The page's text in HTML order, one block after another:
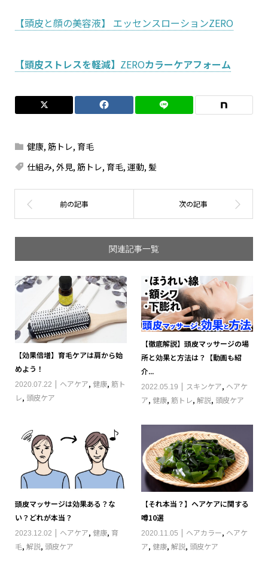
【頭皮と顔の美容液】 エッセンスローションZERO
【頭皮ストレスを軽減】 ZEROカラーケアフォーム
健康, 筋トレ, 育毛
仕組み, 外見, 筋トレ, 育毛, 運動, 髪
関連記事一覧
【効果倍増】育毛ケアは肩から始
めよう！
2020.07.22 ヘアケア, 健康, 筋ト
レ, 頭皮ケア
【徹底解説】頭皮マッサージの場
所と効果と方法は？【動画も紹
介...
2022.05.19 スキンケア, ヘアケ
ア,健康,筋トレ,解説, 頭皮ケア
頭皮マッサージは効果ある？な
い？どれが本当？
2023.12.02 ヘアケア, 健康, 育
毛, 解説, 頭皮ケア
【それ本当？】ヘアケアに関する
噂10選
2020.11.05 ヘアカラー, ヘアケ
ア,健康,解説, 頭皮ケア